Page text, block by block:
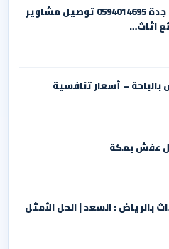
دباب نقل عفش جدة 0594014695 توصيل مشاوير
اثاث…
– أسعار تنافسية
عفش بمكة
بالرياض : السعد | الحل الأمثل